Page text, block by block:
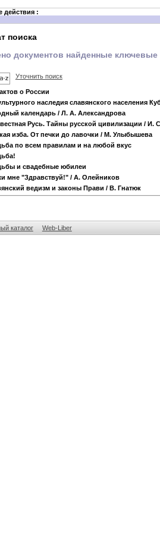
действия :
поиска
документов найденные ключевые
Уточнить поиск
о России
наследия славянского населения
календарь/ Л. А. Александрова
Русь. Тайны русской цивилизации / И.
изба. От печки до лавочки / М. Улыбышева
по всем правилам и на любой вкус
и свадебные юбилеи
мне "Здравствуй!"/ А. Олейников
ведизм и законы Прави / В. Гнатюк
каталог Web-Liber